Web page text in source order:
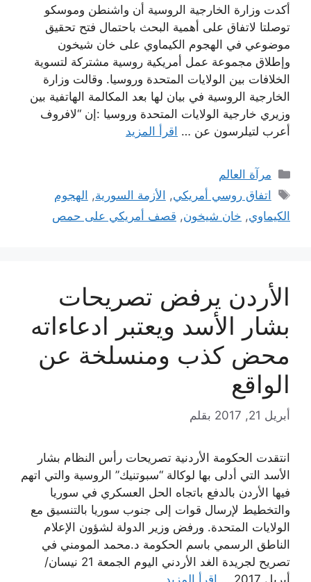
أكدت وزارة الخارجية الروسية أن واشنطن وموسكو
توصلتا لاتفاق على أهمية البحث باحتمال فتح تحقيق
موضوعي في الهجوم الكيماوي على خان شيخون
وإطلاق مجموعة عمل أمريكية روسية مشتركة لتسوية
الخلافات بين الولايات المتحدة وروسيا. وقالت وزارة
الخارجية الروسية في بيان لها بعد المكالمة الهاتفية بين
وزيري خارجية الولايات المتحدة وروسيا :إن “لافروف
أعرب لتيلرسون عن … اقرأ المزيد
التصنيفات
مرآة العالم
الوسوم
اتفاق روسي أمريكي, الأزمة السورية, الهجوم
الكيماوي, خان شيخون, قصف أمريكي على حمص
الأردن يرفض تصريحات
بشار الأسد ويعتبر ادعاءاته
محض كذب ومنسلخة عن
الواقع
أبريل 21, 2017 بقلم
انتقدت الحكومة الأردنية تصريحات رأس النظام بشار
الأسد التي أدلى بها لوكالة “سبوتنيك” الروسية والتي اتهم
فيها الأردن بالدفع باتجاه الحل العسكري في سوريا
والتخطيط لإرسال قوات إلى جنوب سوريا بالتنسيق مع
الولايات المتحدة. ورفض وزير الدولة لشؤون الإعلام
الناطق الرسمي باسم الحكومة د.محمد المومني في
تصريح لجريدة الغد الأردني اليوم الجمعة 21 نيسان/
أبريل 2017 …
اقرأ المزيد